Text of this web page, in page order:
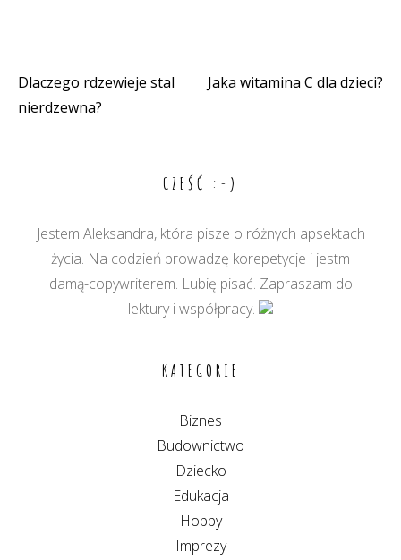
Nawigacja
Dlaczego rdzewieje stal
nierdzewna?
Jaka witamina C dla dzieci?
CZEŚĆ :-)
Jestem Aleksandra, która pisze o różnych apsektach
życia. Na codzień prowadzę korepetycje i jestm
damą-copywriterem. Lubię pisać. Zapraszam do
lektury i współpracy.
KATEGORIE
Biznes
Budownictwo
Dziecko
Edukacja
Hobby
Imprezy